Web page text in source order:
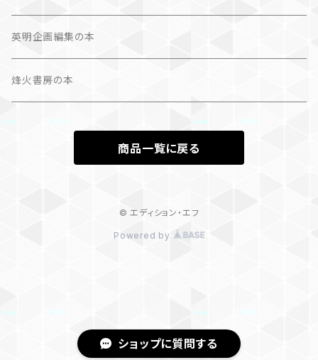
ショップに質問する
作品集＋エッセイ
カレンダー
写真集
作品集＋エッセイ
英明企画編集の本
烽火書房の本
商品一覧に戻る
© エディション・エフ
Powered by